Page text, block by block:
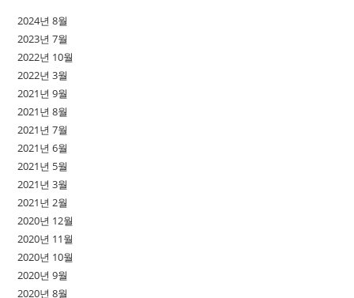
2024년 8월
2023년 7월
2022년 10월
2022년 3월
2021년 9월
2021년 8월
2021년 7월
2021년 6월
2021년 5월
2021년 3월
2021년 2월
2020년 12월
2020년 11월
2020년 10월
2020년 9월
2020년 8월